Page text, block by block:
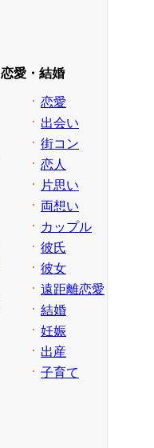
恋愛・結婚
恋愛
出会い
街コン
恋人
片思い
両想い
カップル
彼氏
彼女
遠距離恋愛
結婚
妊娠
出産
子育て